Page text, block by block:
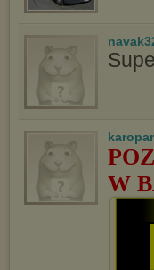
W